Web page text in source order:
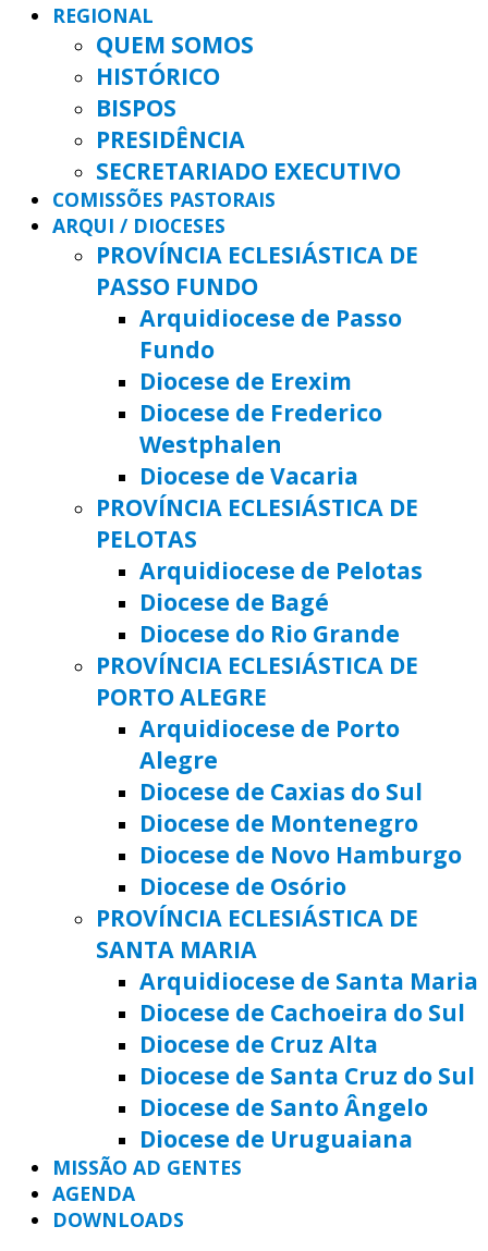
REGIONAL
QUEM SOMOS
HISTÓRICO
BISPOS
PRESIDÊNCIA
SECRETARIADO EXECUTIVO
COMISSÕES PASTORAIS
ARQUI / DIOCESES
PROVÍNCIA ECLESIÁSTICA DE
PASSO FUNDO
Arquidiocese de Passo
Fundo
Diocese de Erexim
Diocese de Frederico
Westphalen
Diocese de Vacaria
PROVÍNCIA ECLESIÁSTICA DE
PELOTAS
Arquidiocese de Pelotas
Diocese de Bagé
Diocese do Rio Grande
PROVÍNCIA ECLESIÁSTICA DE
PORTO ALEGRE
Arquidiocese de Porto
Alegre
Diocese de Caxias do Sul
Diocese de Montenegro
Diocese de Novo Hamburgo
Diocese de Osório
PROVÍNCIA ECLESIÁSTICA DE
SANTA MARIA
Arquidiocese de Santa Maria
Diocese de Cachoeira do Sul
Diocese de Cruz Alta
Diocese de Santa Cruz do Sul
Diocese de Santo Ângelo
Diocese de Uruguaiana
MISSÃO AD GENTES
AGENDA
DOWNLOADS